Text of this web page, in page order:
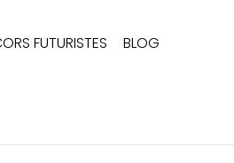
FUTURISTES BLOG